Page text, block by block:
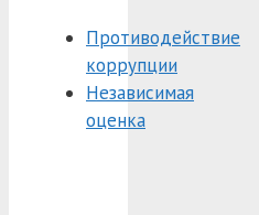
Противодействие
коррупции
Независимая
оценка